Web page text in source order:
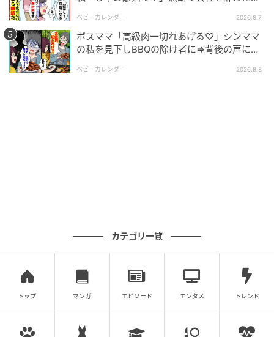
ベビーカレンダー 2026.8.7
ボスママ「高級肉一切れあげる♡」シンママ
の私を見下しBBQの除け者に⇒背後の声に突
ベビーカレンダー 2026.8.8
カテゴリ一覧
トップ マンガ エピソード エンタメ トレンド